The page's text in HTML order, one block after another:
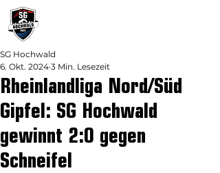
Rheinlandliga Nord/Süd
Gipfel: SG Hochwald
gewinnt 2:0 gegen
Schneifel
SG Hochwald
6. Okt. 2024 3 Min. Lesezeit